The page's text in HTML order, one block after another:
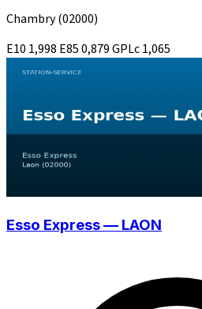
Chambry(02000)
E10 1,998 E850,879GPLc1,065
Esso Express — LAON